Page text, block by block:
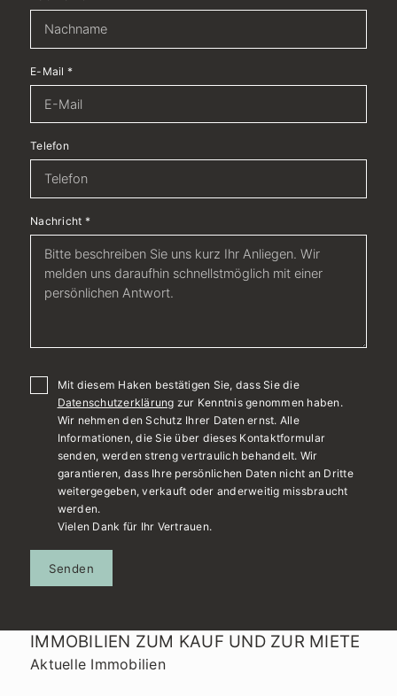
E-Mail *
Telefon
Nachricht *
Mit diesem Haken bestätigen Sie, dass Sie die
Datenschutzerklärung zur Kenntnis genommen haben.
Wir nehmen den Schutz Ihrer Daten ernst. Alle
Informationen, die Sie über dieses Kontaktformular
senden, werden streng vertraulich behandelt. Wir
garantieren, dass Ihre persönlichen Daten nicht an Dritte
weitergegeben, verkauft oder anderweitig missbraucht
werden.
Vielen Dank für Ihr Vertrauen.
Senden
IMMOBILIEN ZUM KAUF UND ZUR MIETE
Aktuelle Immobilien